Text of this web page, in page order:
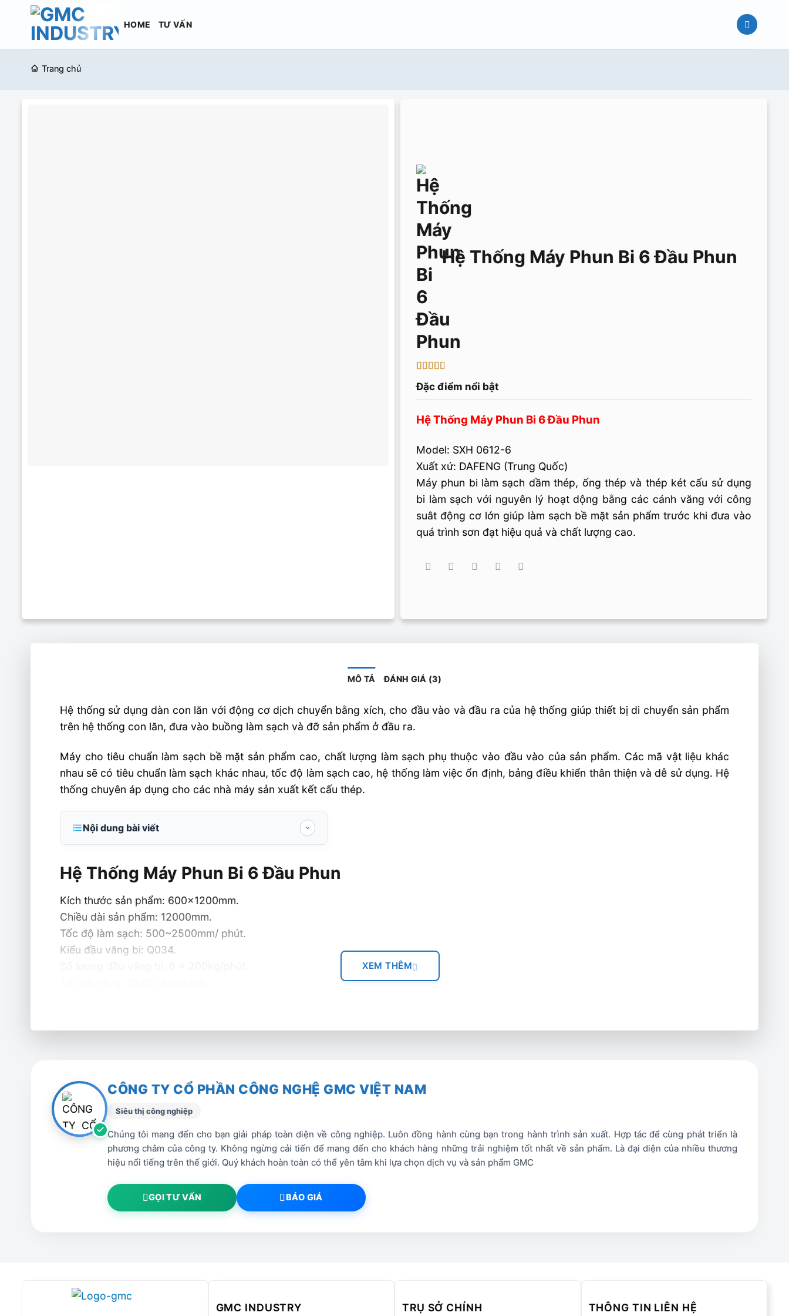
HOME TƯ VẤN
Trang chủ
Hệ Thống Máy Phun Bi 6 Đầu Phun
dựa
trên
giá
Đặc điểm nổi bật
Hệ Thống Máy Phun Bi 6 Đầu Phun
Model: SXH 0612-6
Xuất xứ: DAFENG (Trung Quốc)
Máy phun bi làm sạch dầm thép, ống thép và thép két cấu sử dụng
bi làm sạch với nguyên lý hoạt dộng bằng các cánh văng với công
suât động cơ lớn giúp làm sạch bề mặt sản phẩm trước khi đưa vào
quá trình sơn đạt hiệu quả và chất lượng cao.
MÔ TẢ ĐÁNH GIÁ (3)
Hệ thống sử dụng dàn con lăn với động cơ dịch chuyển bằng xích, cho đầu vào và đầu ra của hệ thống giúp thiết bị di chuyển sản phẩm
trên hệ thống con lăn, đưa vào buồng làm sạch và đỡ sản phẩm ở đầu ra.
Máy cho tiêu chuẩn làm sạch bề mặt sản phẩm cao, chất lượng làm sạch phụ thuộc vào đầu vào của sản phẩm. Các mã vật liệu khác
nhau sẽ có tiêu chuẩn làm sạch khác nhau, tốc độ làm sạch cao, hệ thống làm việc ổn định, bảng điều khiển thân thiện và dễ sử dụng. Hệ
thống chuyên áp dụng cho các nhà máy sản xuất kết cấu thép.
Nội dung bài viết
Yêu Cầu Hệ Thống
Hệ Thống Máy Phun Bi 6 Đầu Phun
Kích thước sản phẩm: 600x1200mm.
Chiều dài sản phẩm: 12000mm.
Tốc độ làm sạch: 500~2500mm/ phút.
Kiểu đầu văng bi: Q034.
Yêu Cầu Hệ Thống
Chuẩn bị nền móng và phôi để lắp đặt và test thiết bị.
Chuẩn bị bi thép cho việc thử máy và hoạt động của máy sau này.
Nhân công hỗ trợ lắp đặt thiết bị
XEM THÊM
CÔNG TY CỔ PHẦN CÔNG NGHỆ GMC VIỆT NAM
Siêu thị công nghiệp
Chúng tôi mang đến cho bạn giải pháp toàn diện về công nghiệp. Luôn đồng hành cùng bạn trong hành trình sản xuất. Hợp tác để cùng phát triển là
phương châm của công ty. Không ngừng cải tiến để mang đến cho khách hàng những trải nghiệm tốt nhất về sản phẩm. Là đại diện của nhiều thương
hiệu nổi tiếng trên thế giới. Quý khách hoàn toàn có thể yên tâm khi lựa chọn dịch vụ và sản phẩm GMC
GỌI TƯ VẤN BÁO GIÁ
GMC INDUSTRY TRỤ SỞ CHÍNH THÔNG TIN LIÊN HỆ